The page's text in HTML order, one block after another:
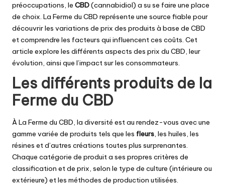
préoccupations, le CBD(cannabidiol) a su se faire une place
de choix. La Ferme du CBD représente une source fiable pour
découvrir les variations de prix des produits à base de CBD
et comprendre les facteurs qui influencent ces coûts. Cet
article explore les différents aspects des prix du CBD, leur
évolution, ainsi que l’impact sur les consommateurs.
Les différents produits de la
Ferme du CBD
À La Ferme du CBD, la diversité est au rendez-vous avec une
gamme variée de produits tels que les fleurs, les huiles, les
résines et d’autres créations toutes plus surprenantes.
Chaque catégorie de produit a ses propres critères de
classification et de prix, selon le type de culture (intérieure ou
extérieure) et les méthodes de production utilisées.